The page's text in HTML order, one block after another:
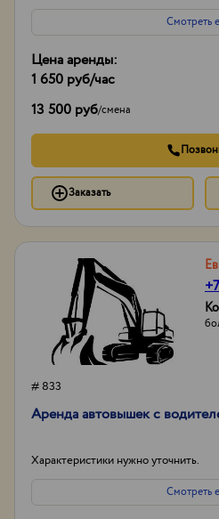
Смотреть
Цена аренды:
1 650 руб/час
13 500 руб/смена
Заказать
# 833
Аренда автовышек с
Характеристики нужно уточнить.
Смотреть